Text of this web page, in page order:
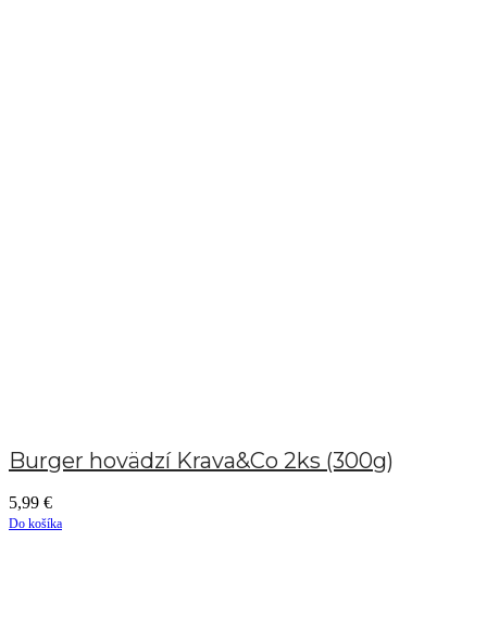
Burger hovädzí Krava&Co 2ks (300g)
5,99 €
Do košíka